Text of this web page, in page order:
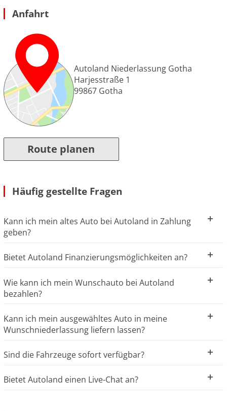
Anfahrt
Autoland Niederlassung Gotha
Harjesstraße 1
99867 Gotha
Route planen
Häufig gestellte Fragen
Kann ich mein altes Auto bei Autoland in Zahlung
geben?
Bietet Autoland Finanzierungsmöglichkeiten an?
Wie kann ich mein Wunschauto bei Autoland
bezahlen?
Kann ich mein ausgewähltes Auto in meine
Wunschniederlassung liefern lassen?
Sind die Fahrzeuge sofort verfügbar?
Bietet Autoland einen Live-Chat an?